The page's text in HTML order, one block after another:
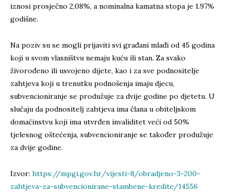
iznosi prosječno 2,08%, a nominalna kamatna stopa je 1.97%
godišne.
Na poziv su se mogli prijaviti svi građani mlađi od 45 godina
koji u svom vlasništvu nemaju kuću ili stan. Za svako
živorođeno ili usvojeno dijete, kao i za sve podnositelje
zahtjeva koji u trenutku podnošenja imaju djecu,
subvencioniranje se produžuje za dvije godine po djetetu. U
slučaju da podnositelj zahtjeva ima člana u obiteljskom
domaćinstvu koji ima utvrđen invaliditet veći od 50%
tjelesnog oštećenja, subvencioniranje se također produžuje
za dvije godine.
Izvor: https://mpgi.gov.hr/vijesti-8/obradjeno-3-200-
zahtjeva-za-subvencionirane-stambene-kredite/14556